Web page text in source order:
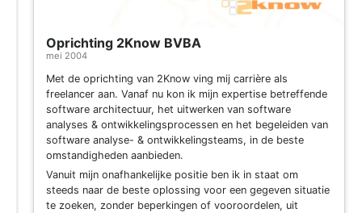
Oprichting 2Know BVBA
mei 2004
Met de oprichting van 2Know ving mij carrière als
freelancer aan. Vanaf nu kon ik mijn expertise betreffende
software architectuur, het uitwerken van software
analyses & ontwikkelingsprocessen en het begeleiden van
software analyse- & ontwikkelingsteams, in de beste
omstandigheden aanbieden.
Vanuit mijn onafhankelijke positie ben ik in staat om
steeds naar de beste oplossing voor een gegeven situatie
te zoeken, zonder beperkingen of vooroordelen, uit